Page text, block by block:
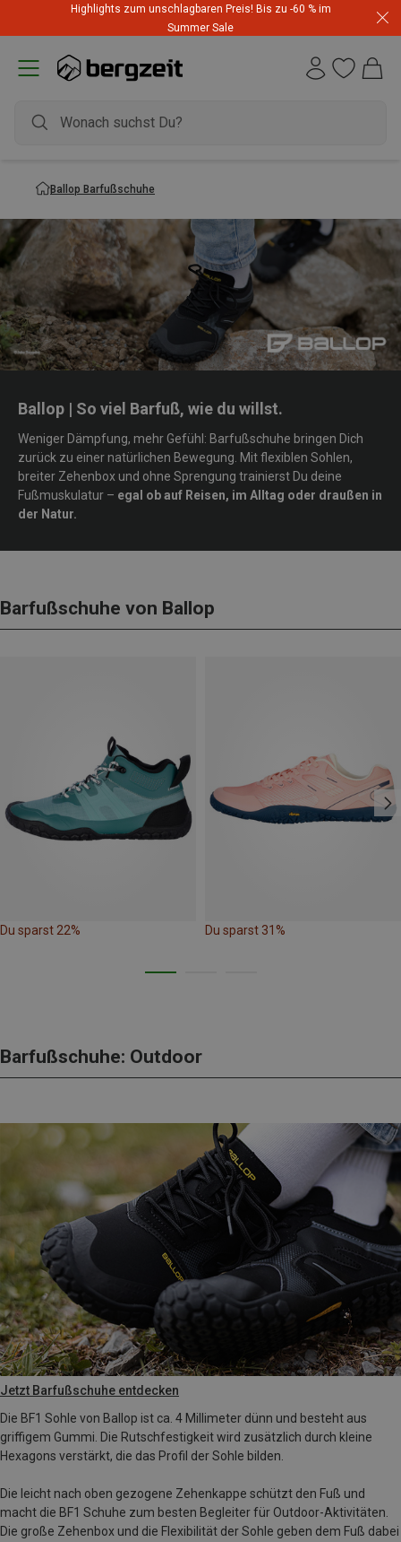
Highlights zum unschlagbaren Preis! Bis zu -60 % im
Summer Sale
Ballop Barfußschuhe
Ballop | So viel Barfuß, wie du willst.
Weniger Dämpfung, mehr Gefühl: Barfußschuhe bringen Dich
zurück zu einer natürlichen Bewegung. Mit flexiblen Sohlen,
breiter Zehenbox und ohne Sprengung trainierst Du deine
Fußmuskulatur – egal ob auf Reisen, im Alltag oder draußen in
der Natur.
Barfußschuhe von Ballop
Du sparst 22% Du sparst 31%
Barfußschuhe: Outdoor
Jetzt Barfußschuhe entdecken
Die BF1 Sohle von Ballop ist ca. 4 Millimeter dünn und besteht aus
griffigem Gummi. Die Rutschfestigkeit wird zusätzlich durch kleine
Hexagons verstärkt, die das Profil der Sohle bilden.
Die leicht nach oben gezogene Zehenkappe schützt den Fuß und
macht die BF1 Schuhe zum besten Begleiter für Outdoor-Aktivitäten.
Die große Zehenbox und die Flexibilität der Sohle geben dem Fuß dabei